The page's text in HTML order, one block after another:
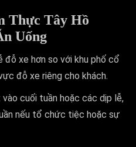
Thực Tây Hồ
Uống
đỗ xe hơn so với khu phố cổ
đỗ xe riêng cho khách.
cuối tuần hoặc các dịp lễ,
nếu tổ chức tiệc hoặc sự